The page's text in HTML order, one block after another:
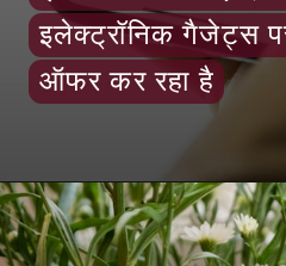
इलेक्ट्रॉनिक गैजेट्स
ऑफर कर रहा है
इलेक्ट्रॉनिक गैजेट्स
ऑफर कर रहा है